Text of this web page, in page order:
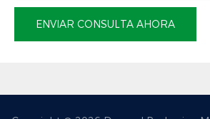
ENVIAR CONSULTA AHORA